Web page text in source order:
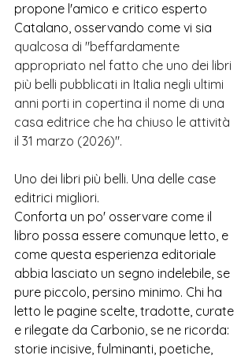
propone l'amico e critico esperto
Catalano, osservando come vi sia
qualcosa di "beffardamente
appropriato nel fatto che uno dei libri
più belli pubblicati in Italia negli ultimi
anni porti in copertina il nome di una
casa editrice che ha chiuso le attività
il 31 marzo (2026)".
Uno dei libri più belli. Una delle case
editrici migliori.
Conforta un po' osservare come il
libro possa essere comunque letto, e
come questa esperienza editoriale
abbia lasciato un segno indelebile, se
pure piccolo, persino minimo. Chi ha
letto le pagine scelte, tradotte, curate
e rilegate da Carbonio, se ne ricorda:
storie incisive, fulminanti, poetiche,